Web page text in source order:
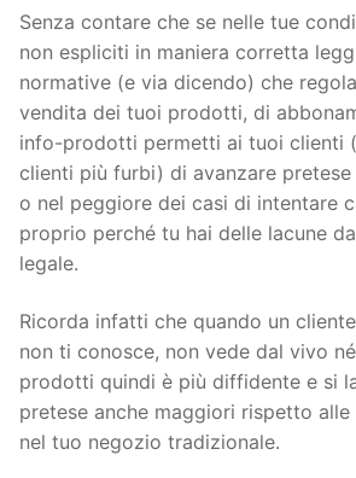
Senza contare che se nelle tue
non espliciti in maniera corretta
normative (e via dicendo) che
vendita dei tuoi prodotti, di
info-prodotti permetti ai tuoi clienti
clienti più furbi) di avanzare
o nel peggiore dei casi di intentare
proprio perché tu hai delle lacune
legale.
Ricorda infatti che quando un
non ti conosce, non vede dal vivo
prodotti quindi è più diffidente e si
pretese anche maggiori rispetto
nel tuo negozio tradizionale.